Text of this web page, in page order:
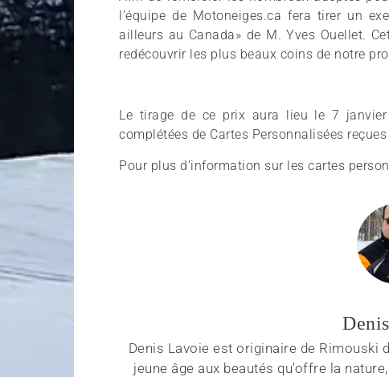
l’équipe de Motoneiges.ca fera tirer un
ailleurs au Canada» de M. Yves Ouellet.
redécouvrir les plus beaux coins de notre
Le tirage de ce prix aura lieu le 7
complétées de Cartes Personnalisées
Pour plus d’information sur les cartes
Denis Lavoie est originaire de Rimouski
jeune âge aux beautés qu'offre la